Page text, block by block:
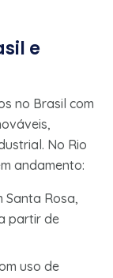
e
no Brasil com
No Rio
andamento:
Santa Rosa,
partir de
uso de